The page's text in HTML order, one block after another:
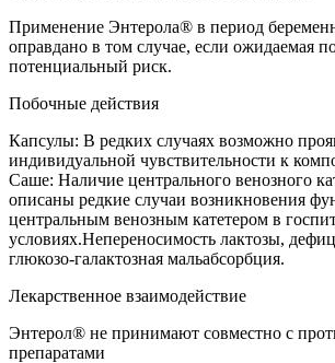
Применение Энтерола® в период
оправдано в том случае, если ожидаемая
потенциальный риск.
Побочные действия
Капсулы: В редких случаях возможно
индивидуальной чувствительности к
Саше: Наличие центрального венозного
описаны редкие случаи возникновения
центральным венозным катетером в
условиях.Непереносимость лактозы,
глюкозо-галактозная мальабсорбция.
Лекарственное взаимодействие
Энтерол® не принимают совместно с
препаратами